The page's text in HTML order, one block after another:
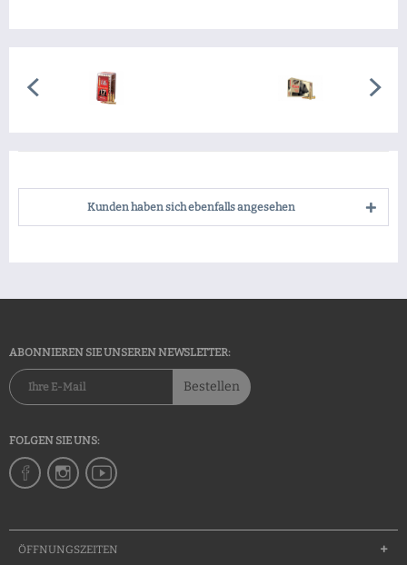
Kunden haben sich ebenfalls angesehen
ABONNIEREN SIE UNSEREN NEWSLETTER:
Bestellen
FOLGEN SIE UNS:
ÖFFNUNGSZEITEN